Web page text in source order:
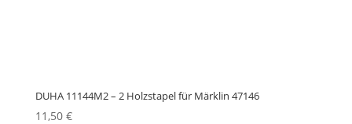
DUHA 11144M2 – 2 Holzstapel für Märklin 47146
11,50 €